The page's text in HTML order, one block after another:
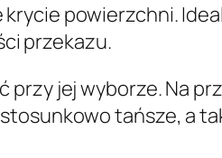
powierzchni.
przekazu.
jej wyborze. Na
tańsze, a